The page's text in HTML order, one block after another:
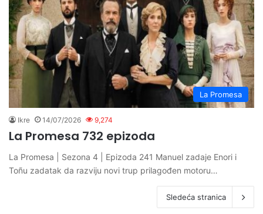
La Promesa
Ikre 14/07/2026 9,274
La Promesa 732 epizoda
La Promesa | Sezona 4 | Epizoda 241 Manuel zadaje Enori i
Toñu zadatak da razviju novi trup prilagođen motoru…
Sledeća stranica